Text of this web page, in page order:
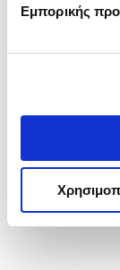
Εμπορικής